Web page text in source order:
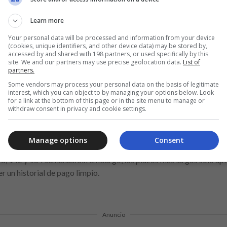
son los mismos: una identificación oficial y un
a las autoridades correspondientes. A diferencia de
un comprobante de ingresos ni una constancia de
es del 52.5%, aunque puede variar según los planes y
de cada préstamo. Existen diferentes cantidades que se pueden
pesos mexicanos. Sin embargo, no todos los saldos están
solo podrá acceder a un máximo de 12 mil pesos,
solicitar el monto máximo. En cuanto a los plazos de
142 y 154 semanas. Sin embargo, los plazos más largos solo
un historial de pago limpio.
Anuncio
Learn more
Your personal data will be processed and information from your device
(cookies, unique identifiers, and other device data) may be stored by,
accessed by and shared with 198 partners, or used specifically by this
site. We and our partners may use precise geolocation data. List of
partners.
Some vendors may process your personal data on the basis of legitimate
interest, which you can object to by managing your options below. Look
for a link at the bottom of this page or in the site menu to manage or
withdraw consent in privacy and cookie settings.
Consent
Manage options